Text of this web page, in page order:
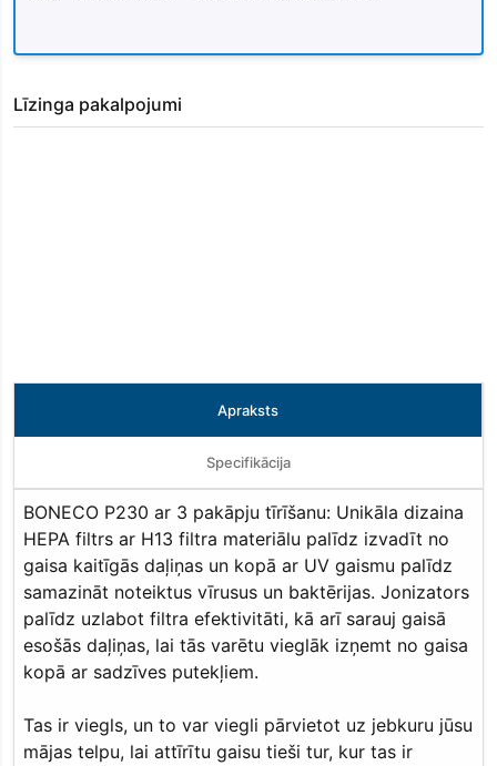
Līzinga pakalpojumi
Apraksts
Specifikācija
BONECO P230 ar 3 pakāpju tīrīšanu: Unikāla dizaina
HEPA filtrs ar H13 filtra materiālu palīdz izvadīt no
gaisa kaitīgās daļiņas un kopā ar UV gaismu palīdz
samazināt noteiktus vīrusus un baktērijas. Jonizators
palīdz uzlabot filtra efektivitāti, kā arī sarauj gaisā
esošās daļiņas, lai tās varētu vieglāk izņemt no gaisa
kopā ar sadzīves putekļiem.
Tas ir viegls, un to var viegli pārvietot uz jebkuru jūsu
mājas telpu, lai attīrītu gaisu tieši tur, kur tas ir